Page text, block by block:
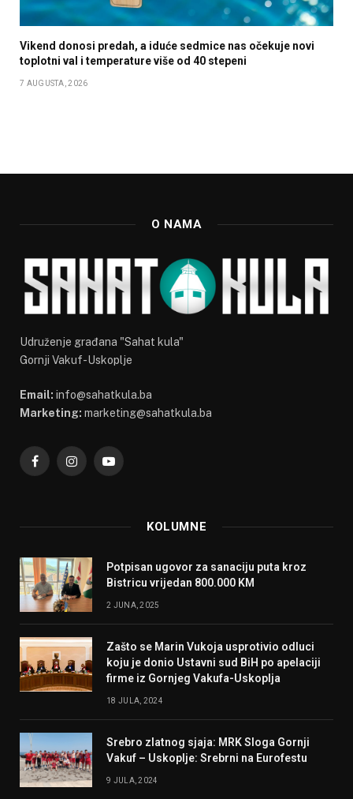
Vikend donosi predah, a iduće sedmice nas očekuje novi
toplotni val i temperature više od 40 stepeni
7 AUGUSTA, 2026
O NAMA
Udruženje građana "Sahat kula"
Gornji Vakuf-Uskoplje
Email: info@sahatkula.ba
Marketing: marketing@sahatkula.ba
FacebookInstagramYouTube
KOLUMNE
Potpisan ugovor za sanaciju puta kroz
Bistricu vrijedan 800.000 KM
2 JUNA, 2025
Zašto se Marin Vukoja usprotivio odluci
koju je donio Ustavni sud BiH po apelaciji
firme iz Gornjeg Vakufa-Uskoplja
18 JULA, 2024
Srebro zlatnog sjaja: MRK Sloga Gornji
Vakuf – Uskoplje: Srebrni na Eurofestu
9 JULA, 2024